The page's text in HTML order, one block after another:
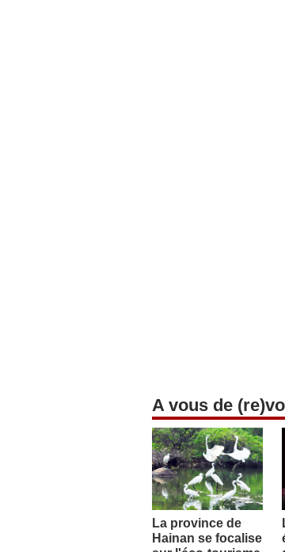
A vous de
La province de
Hainan se focalise